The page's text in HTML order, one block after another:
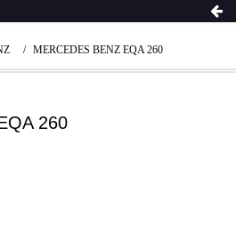
MERCEDES BENZ EQA 260
260